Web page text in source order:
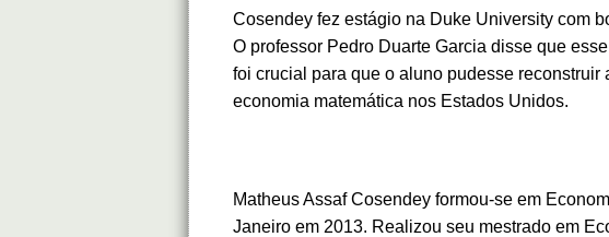
Cosendey fez estágio na Duke University com
O professor Pedro Duarte Garcia disse que
foi crucial para que o aluno pudesse
economia matemática nos Estados Unidos.
Matheus Assaf Cosendey formou-se em
Janeiro em 2013. Realizou seu mestrado em